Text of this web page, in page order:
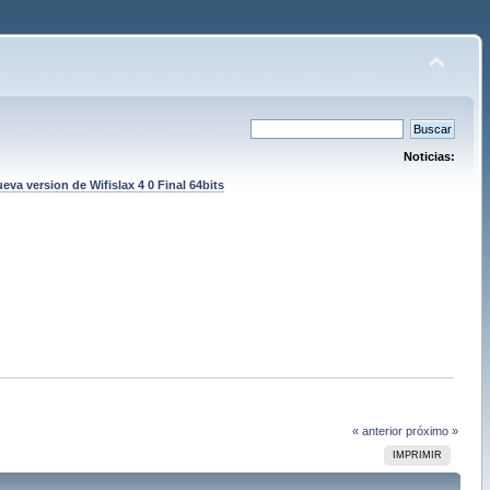
Noticias:
version de Wifislax 4 0 Final 64bits
« anterior próximo »
IMPRIMIR